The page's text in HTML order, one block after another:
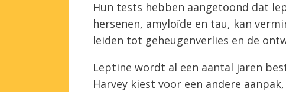
Hun tests hebben aangetoond dat
hersenen, amyloïde en tau, kan
leiden tot geheugenverlies en de
Leptine wordt al een aantal jaren
Harvey kiest voor een andere